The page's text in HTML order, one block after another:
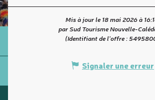
Mis à jour le 18 mai 2026 à
par Sud Tourisme Nouvelle-
(Identifiant de l'offre :
Signaler une erreur